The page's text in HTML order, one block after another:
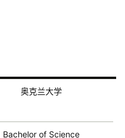
奥克兰大学
Bachelor of Science